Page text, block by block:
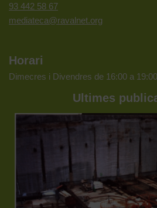
93 442 58 67
mediateca@ravalnet.org
Horari
Dimecres i Divendres de 16:00 a 19:00
Ultimes